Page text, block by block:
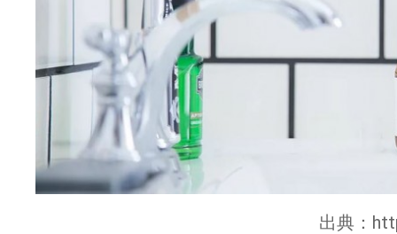
出典：